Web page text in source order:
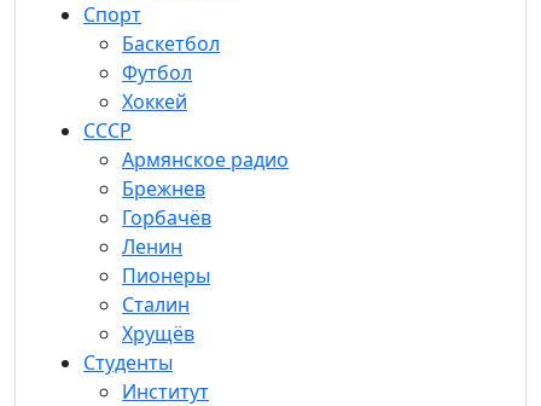
Спорт
Баскетбол
Футбол
Хоккей
СССР
Армянское радио
Брежнев
Горбачёв
Ленин
Пионеры
Сталин
Хрущёв
Студенты
Институт